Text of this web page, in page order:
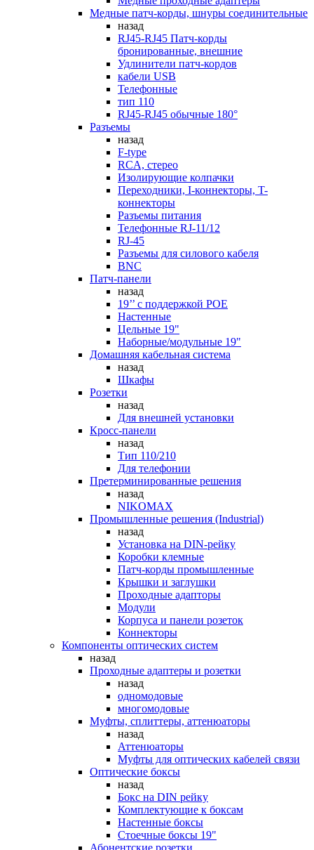
Медные патч-корды, шнуры соединительные
назад
RJ45-RJ45 Патч-корды
бронированные, внешние
Удлинители патч-кордов
кабели USB
Телефонные
тип 110
RJ45-RJ45 обычные 180°
Разъемы
назад
F-type
RCA, стерео
Изолирующие колпачки
Переходники, I-коннекторы, T-
коннекторы
Разъемы питания
Телефонные RJ-11/12
RJ-45
Разъемы для силового кабеля
BNC
Патч-панели
назад
19’’ с поддержкой POE
Настенные
Цельные 19"
Наборные/модульные 19"
Домашняя кабельная система
назад
Шкафы
Розетки
назад
Для внешней установки
Кросс-панели
назад
Тип 110/210
Для телефонии
Претерминированные решения
назад
NIKOMAX
Промышленные решения (Industrial)
назад
Установка на DIN-рейку
Коробки клемные
Патч-корды промышленные
Крышки и заглушки
Проходные адапторы
Модули
Корпуса и панели розеток
Коннекторы
Компоненты оптических систем
назад
Проходные адаптеры и розетки
назад
одномодовые
многомодовые
Муфты, сплиттеры, аттенюаторы
назад
Аттенюаторы
Муфты для оптических кабелей связи
Оптические боксы
назад
Бокс на DIN рейку
Комплектующие к боксам
Настенные боксы
Стоечные боксы 19"
Абонентские розетки